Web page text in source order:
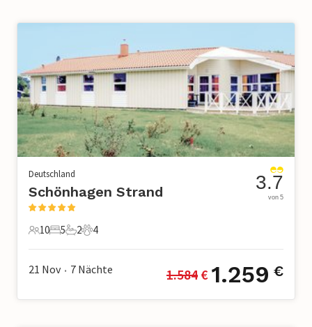
Deutschland
Schönhagen Strand
10 Gäste
10
5 Schlafzimmer
5
2 Badezimmer
2
4 Haustiere
4
3.7
von 5
21 Nov • 7 Nächte 1.584 € 1.259 €